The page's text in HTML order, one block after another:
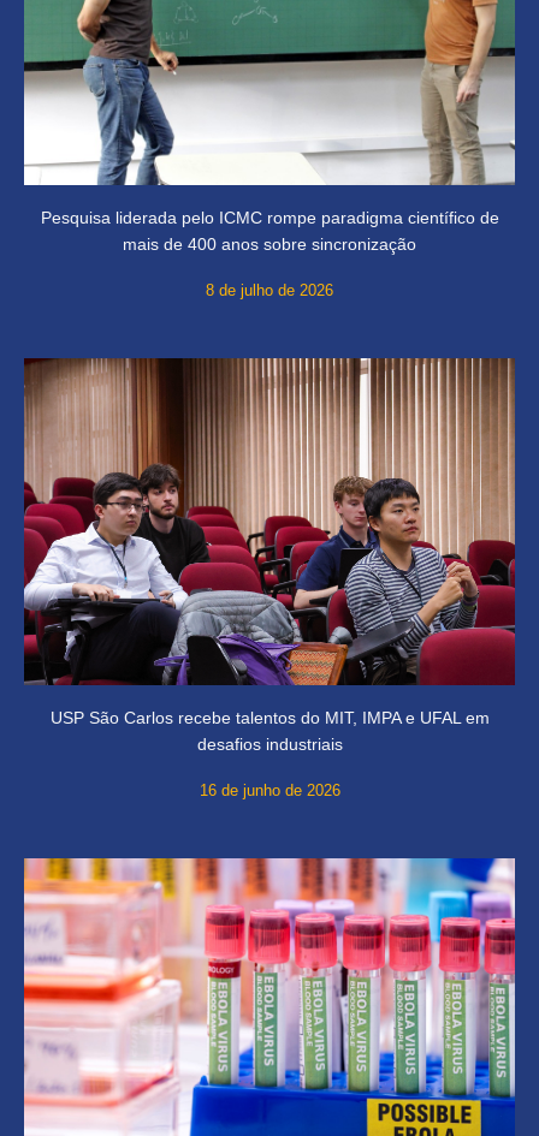
Pesquisa liderada pelo ICMC rompe paradigma científico de
mais de 400 anos sobre sincronização
8 de julho de 2026
USP São Carlos recebe talentos do MIT, IMPA e UFAL em
desafios industriais
16 de junho de 2026